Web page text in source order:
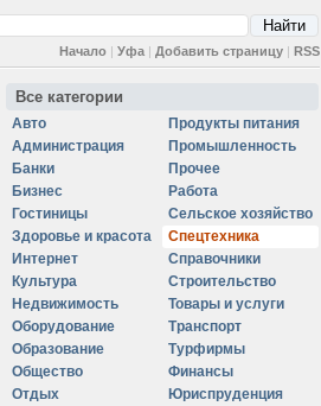
Начало | Уфа | Добавить страницу | RSS
Все категории
Авто
Администрация
Банки
Бизнес
Гостиницы
Здоровье и красота
Интернет
Культура
Недвижимость
Оборудование
Образование
Общество
Отдых
Продукты питания
Промышленность
Прочее
Работа
Сельское хозяйство
Спецтехника
Справочники
Строительство
Товары и услуги
Транспорт
Турфирмы
Финансы
Юриспруденция